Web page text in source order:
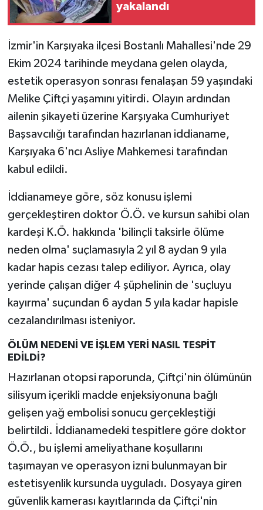
yakalandı
İzmir'in Karşıyaka ilçesi Bostanlı Mahallesi'nde 29
Ekim 2024 tarihinde meydana gelen olayda,
estetik operasyon sonrası fenalaşan 59 yaşındaki
Melike Çiftçi yaşamını yitirdi. Olayın ardından
ailenin şikayeti üzerine Karşıyaka Cumhuriyet
Başsavcılığı tarafından hazırlanan iddianame,
Karşıyaka 6'ncı Asliye Mahkemesi tarafından
kabul edildi.
İddianameye göre, söz konusu işlemi
gerçekleştiren doktor Ö.Ö. ve kursun sahibi olan
kardeşi K.Ö. hakkında 'bilinçli taksirle ölüme
neden olma' suçlamasıyla 2 yıl 8 aydan 9 yıla
kadar hapis cezası talep ediliyor. Ayrıca, olay
yerinde çalışan diğer 4 şüphelinin de 'suçluyu
kayırma' suçundan 6 aydan 5 yıla kadar hapisle
cezalandırılması isteniyor.
ÖLÜM NEDENİ VE İŞLEM YERİ NASIL TESPİT
EDİLDİ?
Hazırlanan otopsi raporunda, Çiftçi'nin ölümünün
silisyum içerikli madde enjeksiyonuna bağlı
gelişen yağ embolisi sonucu gerçekleştiği
belirtildi. İddianamedeki tespitlere göre doktor
Ö.Ö., bu işlemi ameliyathane koşullarını
taşımayan ve operasyon izni bulunmayan bir
estetisyenlik kursunda uyguladı. Dosyaya giren
güvenlik kamerası kayıtlarında da Çiftçi'nin